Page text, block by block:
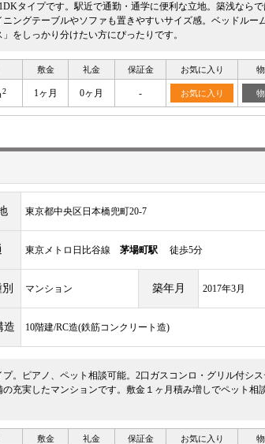
タイプです。駅近で通勤・通学に便利な立地。築浅なら
ングテーブルやソファも置きやすいサイズ感。ベッドルー
をしっかり分けたい方にぴったりです。
敷金 礼金 保証金 お気に入り
2 1ヶ月 0ヶ月 - お気に入り
東京都中央区日本橋兜町20-7
東京メトロ日比谷線 茅場町駅 徒歩5分
マンション 築年月 2017年3月
造 10階建/RC造(鉄筋コンクリート造)
。ピアノ、ペット相談可能。2口ガスコンロ・グリル付シス
充実したマンションです。敷金１ヶ月積み増しでペット相
敷金 礼金 保証金 お気に入り